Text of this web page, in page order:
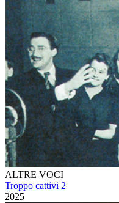
ALTRE VOCI
Troppo cattivi 2
2025